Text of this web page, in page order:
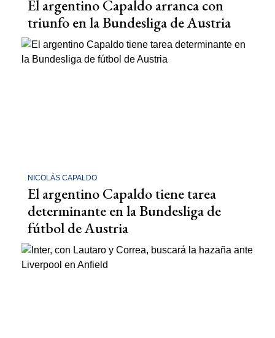
El argentino Capaldo arranca con
triunfo en la Bundesliga de Austria
NICOLÁS CAPALDO
El argentino Capaldo tiene tarea
determinante en la Bundesliga de
fútbol de Austria